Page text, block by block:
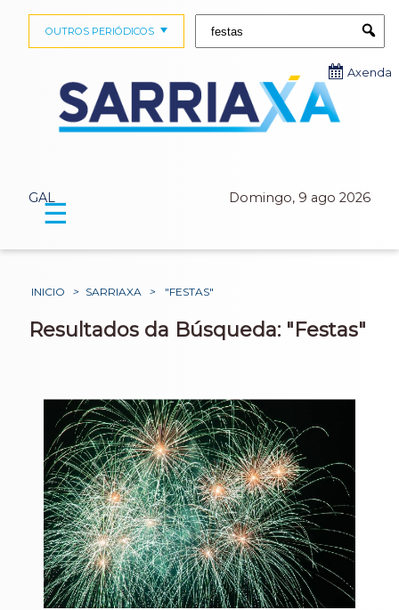
GAL Domingo, 9 ago 2026
OUTROS PERIÓDICOS
Axenda
☰
INICIO > SARRIAXA > "FESTAS"
Resultados da Búsqueda: "Festas"